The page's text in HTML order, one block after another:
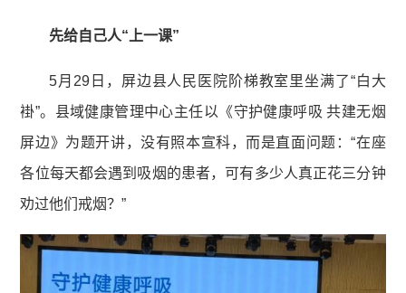
先给自己人“ 上一课”
5月29日，屏边县人民医院阶梯教室里坐满了“白大
褂”。县域健康管理中心主任以《守护健康呼吸 共建无烟
屏边》为题开讲，没有照本宣科，而是直面问题：“在座
各位每天都会遇到吸烟的患者，可有多少人真正花三分钟
劝过他们戒烟？”